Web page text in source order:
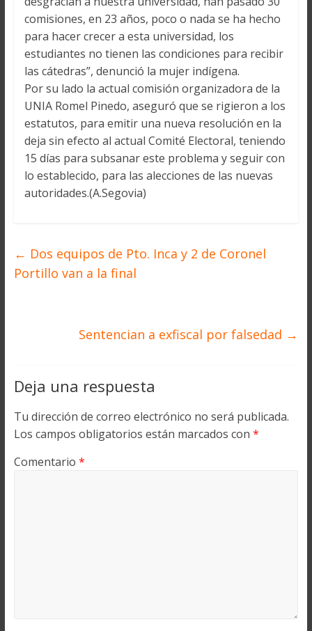
comisiones, en 23 años, poco o nada se ha hecho
para hacer crecer a esta universidad, los
estudiantes no tienen las condiciones para recibir
las cátedras”, denunció la mujer indígena.
Por su lado la actual comisión organizadora de la
UNIA Romel Pinedo, aseguró que se rigieron a los
estatutos, para emitir una nueva resolución en la
deja sin efecto al actual Comité Electoral, teniendo
15 días para subsanar este problema y seguir con
lo establecido, para las alecciones de las nuevas
autoridades.(A.Segovia)
← Dos equipos de Pto. Inca y 2 de Coronel
Portillo van a la final
Sentencian a exfiscal por falsedad →
Deja una respuesta
Tu dirección de correo electrónico no será publicada.
Los campos obligatorios están marcados con *
Comentario *